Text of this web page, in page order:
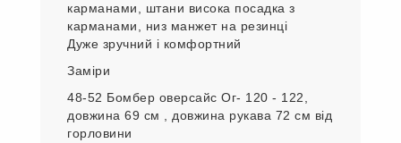
карманами, штани висока посадка з
карманами, низ манжет на резинці
Дуже зручний і комфортний
Заміри
48-52 Бомбер оверсайс Ог- 120 - 122,
довжина 69 см , довжина рукава 72 см від
горловини